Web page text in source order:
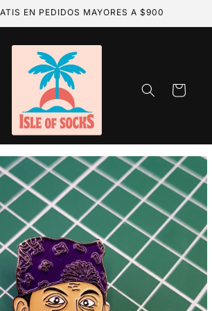
EN PEDIDOS MAYORES A $900
Carrito